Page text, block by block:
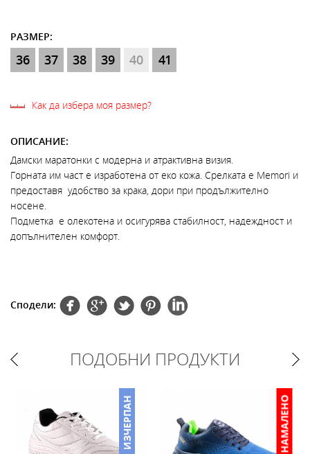
РАЗМЕР:
36 37 38 39 40 41
Как да избера моя размер?
ОПИСАНИЕ:
Дамски маратонки с модерна и атрактивна визия.
Горната им част е изработена от еко кожа. Срелката е Memori и
предоставя удобство за крака, дори при продължително
носене.
Подметка е олекотена и осигурява стабилност, надеждност и
допълнителен комфорт.
Сподели:
ПОДОБНИ ПРОДУКТИ
ИЗЧЕРПАН НАМАЛЕНО